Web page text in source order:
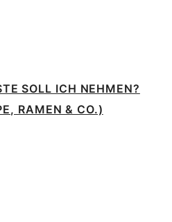
SOLL ICH NEHMEN?
RAMEN & CO.)